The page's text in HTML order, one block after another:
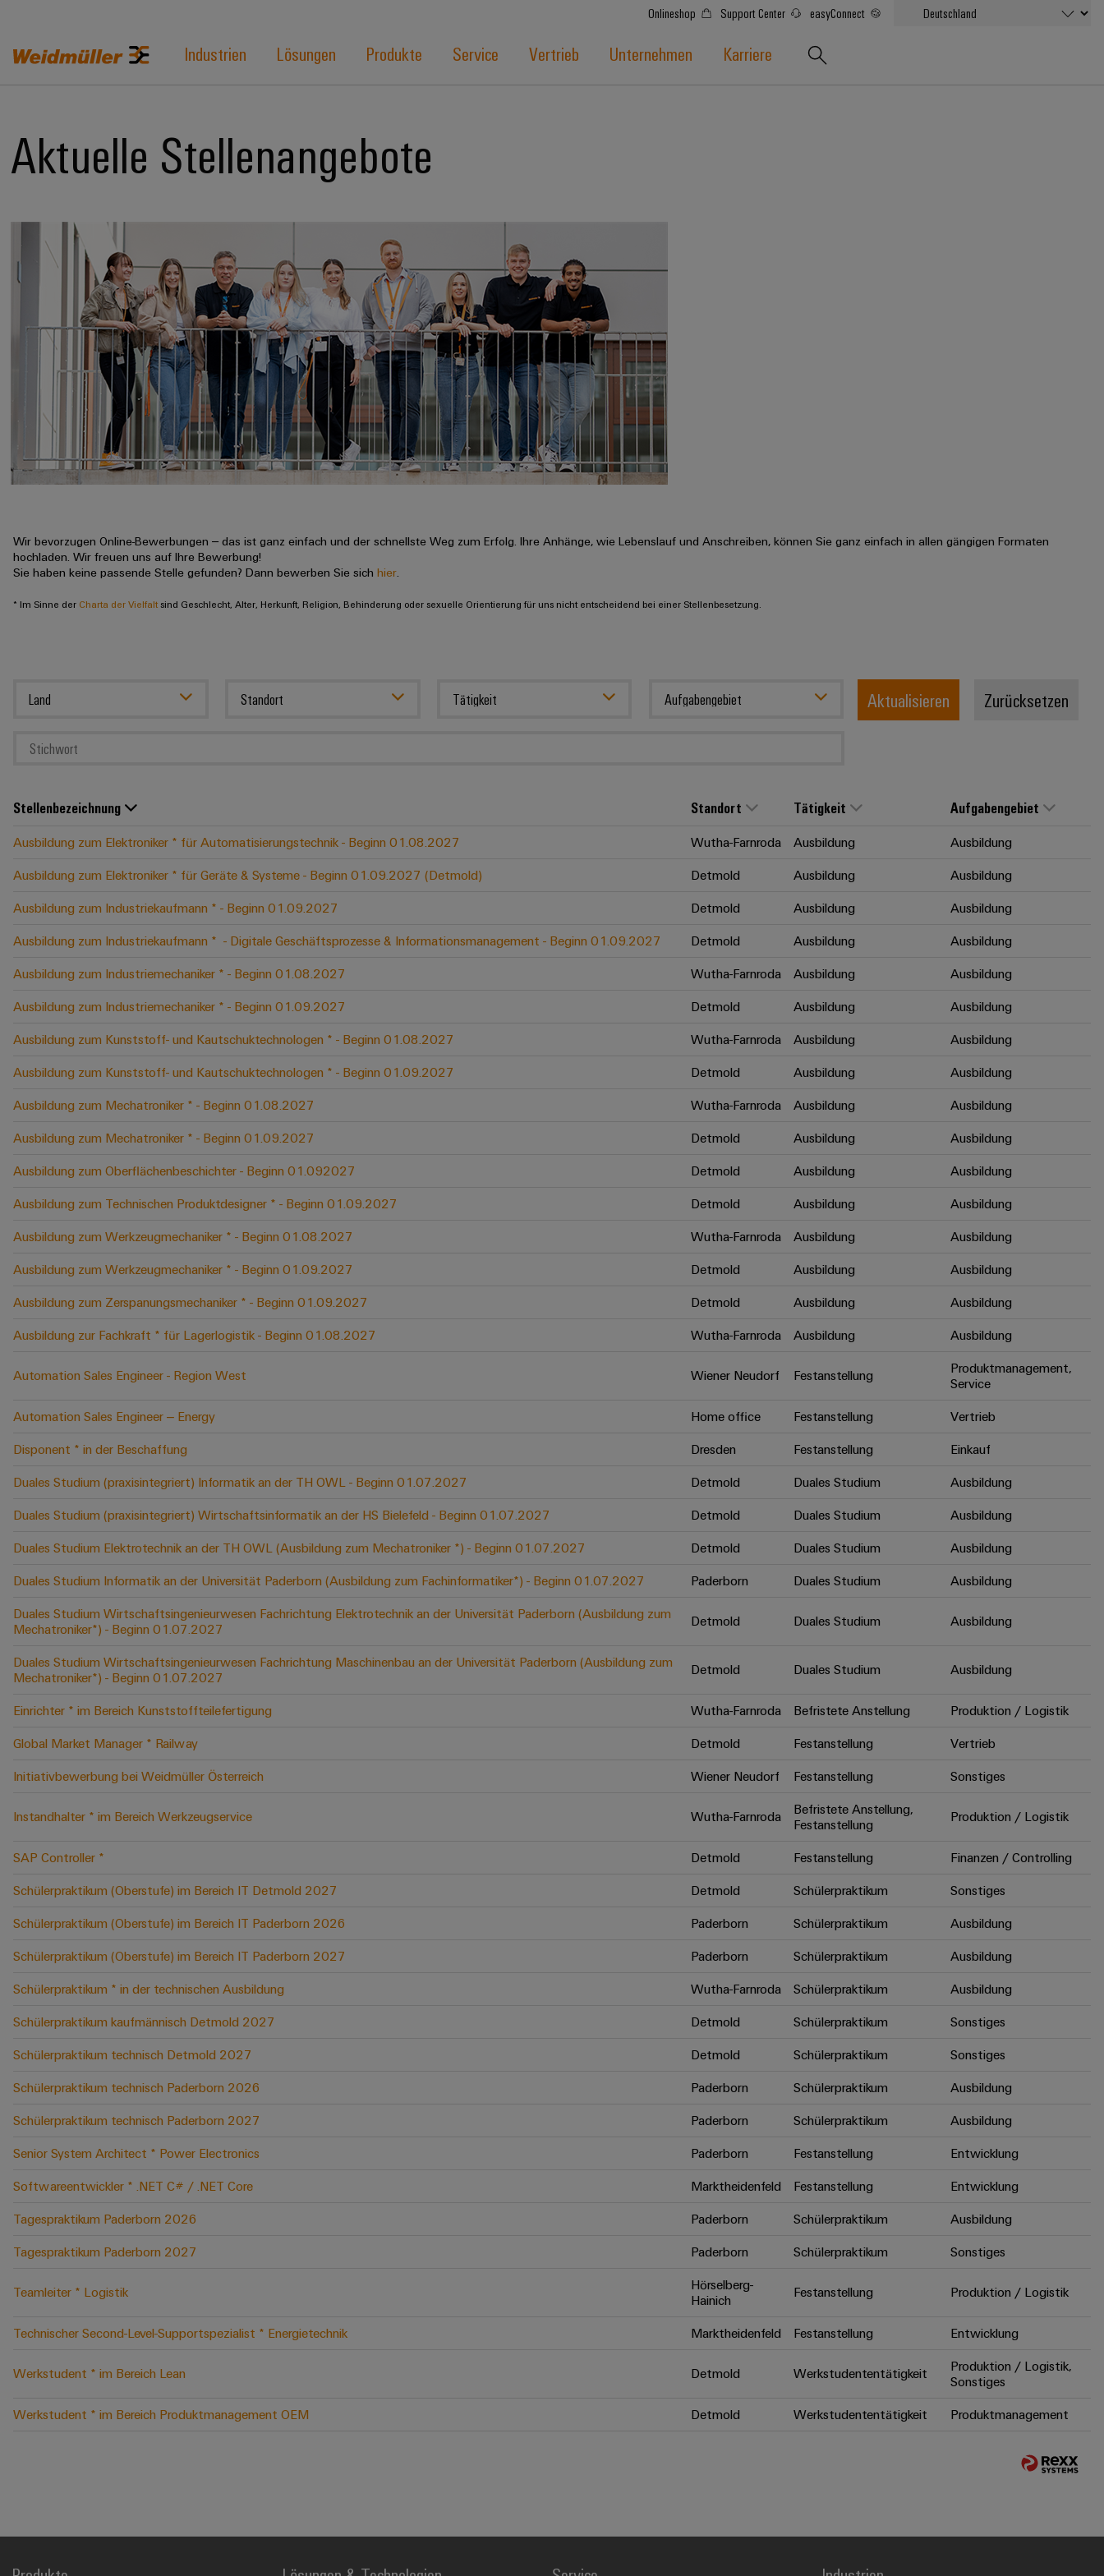
Onlineshop Support Center easyConnect
Industrien Lösungen Produkte Service Vertrieb Unternehmen Karriere
Aktuelle Stellenangebote
Wir bevorzugen Online-Bewerbungen – das ist ganz einfach und der schnellste Weg zum Erfolg. Ihre Anhänge, wie Lebenslauf und Anschreiben, können Sie ganz einfach in allen gängigen Formaten
hochladen. Wir freuen uns auf Ihre Bewerbung!
Sie haben keine passende Stelle gefunden? Dann bewerben Sie sich hier
* Im Sinne der Charta der Vielfalt sind Geschlecht, Alter, Herkunft, Religion, Behinderung oder sexuelle Orientierung für uns nicht entscheidend bei einer Stellenbesetzung.
Land Standort Tätigkeit Aufgabengebiet Zurücksetzen
Aktualisieren
Stellenbezeichnung Standort Tätigkeit Aufgabengebiet
Ausbildung zum Elektroniker * für Automatisierungstechnik - Beginn 01.08.2027 Wutha-Farnroda Ausbildung
Ausbildung
Ausbildung zum Elektroniker * für Geräte & Systeme - Beginn 01.09.2027 (Detmold)
Detmold Ausbildung
Ausbildung
Ausbildung zum Industriekaufmann * - Beginn 01.09.2027
Detmold Ausbildung
Ausbildung
Ausbildung zum Industriekaufmann * ​ - Digitale Geschäftsprozesse & Informationsmanagement - Beginn 01.09.2027
Detmold Ausbildung
Ausbildung
Ausbildung zum Industriemechaniker * - Beginn 01.08.2027
Wutha-Farnroda Ausbildung
Ausbildung
Ausbildung zum Industriemechaniker * - Beginn 01.09.2027
Detmold Ausbildung
Ausbildung
Ausbildung zum Kunststoff- und Kautschuktechnologen * - Beginn 01.08.2027
Wutha-Farnroda Ausbildung
Ausbildung
Ausbildung zum Kunststoff- und Kautschuktechnologen * - Beginn 01.09.2027
Detmold Ausbildung
Ausbildung
Ausbildung zum Mechatroniker * - Beginn 01.08.2027
Wutha-Farnroda Ausbildung
Ausbildung
Ausbildung zum Mechatroniker * - Beginn 01.09.2027
Detmold Ausbildung
Ausbildung
Ausbildung zum Oberflächenbeschichter - Beginn 01.092027
Detmold Ausbildung
Ausbildung
Ausbildung zum Technischen Produktdesigner * - Beginn 01.09.2027
Detmold Ausbildung
Ausbildung
Ausbildung zum Werkzeugmechaniker * - Beginn 01.08.2027
Wutha-Farnroda Ausbildung
Ausbildung
Ausbildung zum Werkzeugmechaniker * - Beginn 01.09.2027
Detmold Ausbildung
Ausbildung
Ausbildung zum Zerspanungsmechaniker * - Beginn 01.09.2027
Detmold Ausbildung
Ausbildung
Ausbildung zur Fachkraft * für Lagerlogistik - Beginn 01.08.2027
Wutha-Farnroda Ausbildung Ausbildung
Automation Sales Engineer - Region West Wiener Neudorf Festanstellung
Produktmanagement,
Service
Automation Sales Engineer – Energy
Home office Festanstellung
Vertrieb
Disponent * in der Beschaffung
Dresden Festanstellung
Einkauf
Duales Studium (praxisintegriert) Informatik an der TH OWL - Beginn 01.07.2027
Detmold Duales Studium
Ausbildung
Duales Studium (praxisintegriert) Wirtschaftsinformatik an der HS Bielefeld - Beginn 01.07.2027
Detmold Duales Studium
Ausbildung
Duales Studium Elektrotechnik an der TH OWL (Ausbildung zum Mechatroniker *) - Beginn 01.07.2027
Detmold Duales Studium
Ausbildung
Duales Studium Informatik an der Universität Paderborn (Ausbildung zum Fachinformatiker*) - Beginn 01.07.2027
Paderborn Duales Studium
Ausbildung
Duales Studium Wirtschaftsingenieurwesen Fachrichtung Elektrotechnik an der Universität Paderborn (Ausbildung zum
Mechatroniker*) - Beginn 01.07.2027
Detmold Duales Studium Ausbildung
Duales Studium Wirtschaftsingenieurwesen Fachrichtung Maschinenbau an der Universität Paderborn (Ausbildung zum
Mechatroniker*) - Beginn 01.07.2027
Detmold Duales Studium Ausbildung
Einrichter * im Bereich Kunststoffteilefertigung Wutha-Farnroda Befristete Anstellung
Produktion / Logistik
Global Market Manager * Railway
Detmold Festanstellung
Vertrieb
Initiativbewerbung bei Weidmüller Österreich
Wiener Neudorf Festanstellung Sonstiges
Instandhalter * im Bereich Werkzeugservice Wutha-Farnroda
Befristete Anstellung,
Festanstellung
Produktion / Logistik
SAP Controller * Detmold Festanstellung
Finanzen / Controlling
Schülerpraktikum (Oberstufe) im Bereich IT Detmold 2027
Detmold Schülerpraktikum
Sonstiges
Schülerpraktikum (Oberstufe) im Bereich IT Paderborn 2026
Paderborn Schülerpraktikum
Ausbildung
Schülerpraktikum (Oberstufe) im Bereich IT Paderborn 2027
Paderborn Schülerpraktikum
Ausbildung
Schülerpraktikum * in der technischen Ausbildung
Wutha-Farnroda Schülerpraktikum
Ausbildung
Schülerpraktikum kaufmännisch Detmold 2027
Detmold Schülerpraktikum
Sonstiges
Schülerpraktikum technisch Detmold 2027
Detmold Schülerpraktikum
Sonstiges
Schülerpraktikum technisch Paderborn 2026
Paderborn Schülerpraktikum
Ausbildung
Schülerpraktikum technisch Paderborn 2027
Paderborn Schülerpraktikum
Ausbildung
Senior System Architect * Power Electronics
Paderborn Festanstellung
Entwicklung
Softwareentwickler * .NET C# / .NET Core
Marktheidenfeld Festanstellung
Entwicklung
Tagespraktikum Paderborn 2026
Paderborn Schülerpraktikum
Ausbildung
Tagespraktikum Paderborn 2027
Paderborn Schülerpraktikum Sonstiges
Teamleiter * Logistik
Hörselberg-
Hainich
Festanstellung Produktion / Logistik
Technischer Second-Level-Supportspezialist * Energietechnik Marktheidenfeld Festanstellung Entwicklung
Werkstudent * im Bereich Lean Detmold Werkstudententätigkeit
Produktion / Logistik,
Sonstiges
Werkstudent * im Bereich Produktmanagement OEM
Detmold Werkstudententätigkeit Produktmanagement